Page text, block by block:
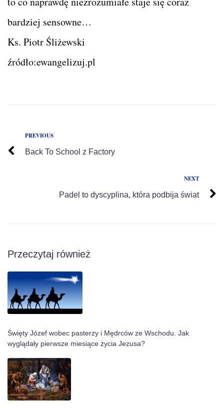
bardziej sensowne…
Ks. Piotr Śliżewski
źródło:ewangelizuj.pl
PREVIOUS
Back To School z Factory
NEXT
Padel to dyscyplina, która podbija świat
Przeczytaj również
Święty Józef wobec pasterzy i Mędrców ze Wschodu. Jak
wyglądały pierwsze miesiące życia Jezusa?